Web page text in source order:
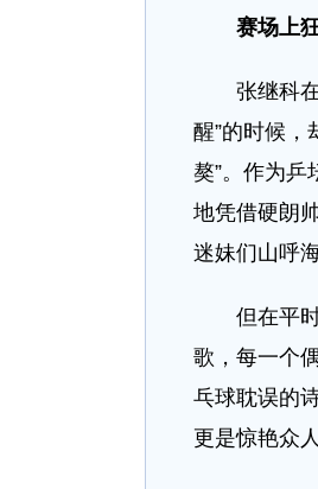
赛场上
张继科在
醒”的时候，
獒”。作为乒
地凭借硬朗
迷妹们山呼
但在平时
歌，每一个
乓球耽误的
更是惊艳众